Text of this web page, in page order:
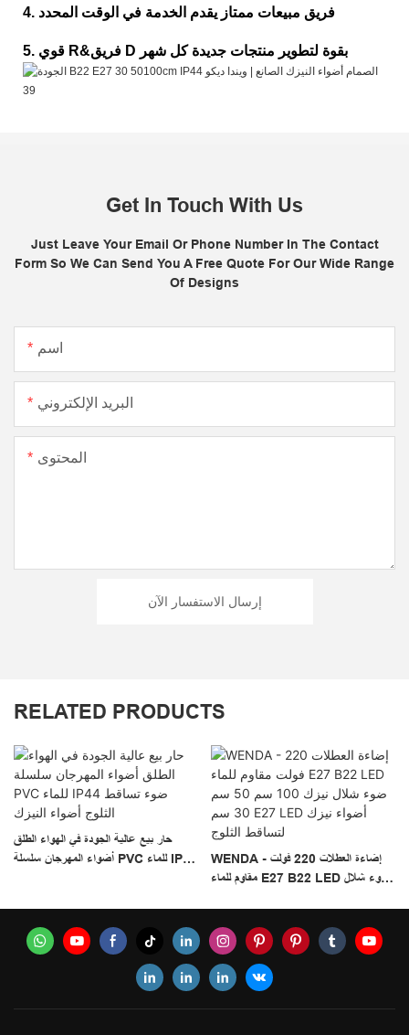
4. فريق مبيعات ممتاز يقدم الخدمة في الوقت المحدد
5. قوي R&فريق D بقوة لتطوير منتجات جديدة كل شهر
Get In Touch With Us
Just Leave Your Email Or Phone Number In The Contact
Form So We Can Send You A Free Quote For Our Wide Range
Of Designs
اسم
البريد الإلكتروني
المحتوى
إرسال الاستفسار الآن
RELATED PRODUCTS
حار بيع عالية الجودة في الهواء الطلق
أضواء المهرجان سلسلة PVC للماء IP44
WENDA - إضاءة العطلات 220 فولت
مقاوم للماء E27 B22 LED ضوء شلال